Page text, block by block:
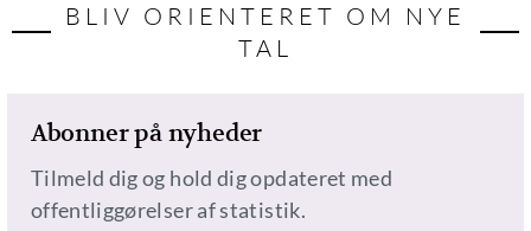
BLIV ORIENTERET OM NYE
TAL
Abonner på nyheder
Tilmeld dig og hold dig opdateret med
offentliggørelser af statistik.